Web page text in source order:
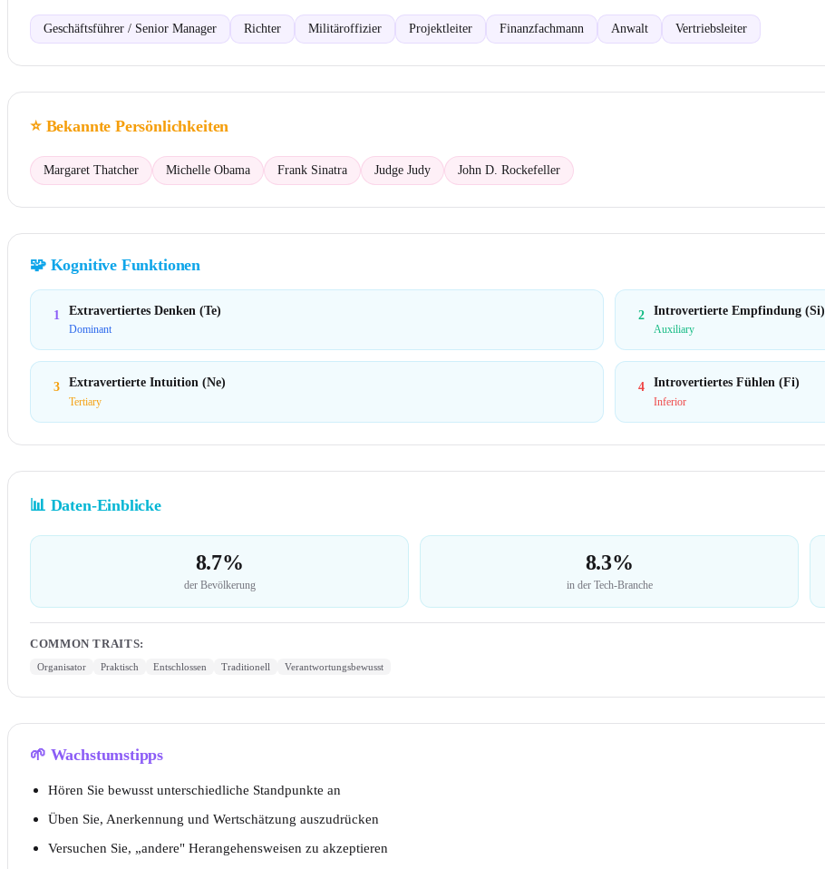
Geschäftsführer / Senior Manager Richter Militäroffizier Projektleiter Finanzfachmann Anwalt Vertriebsleiter
⭐ Bekannte Persönlichkeiten
Margaret Thatcher Michelle Obama Frank Sinatra Judge Judy John D. Rockefeller
🧩 Kognitive Funktionen
1 Extravertiertes Denken (Te)
Dominant
2 Introvertierte Empfindung (Si)
Auxiliary
3 Extravertierte Intuition (Ne)
Tertiary
4 Introvertiertes Fühlen (Fi)
Inferior
📊 Daten-Einblicke
8.7%
der Bevölkerung
8.3%
in der Tech-Branche
COMMON TRAITS:
Organisator Praktisch Entschlossen Traditionell Verantwortungsbewusst
🌱 Wachstumstipps
Hören Sie bewusst unterschiedliche Standpunkte an
Üben Sie, Anerkennung und Wertschätzung auszudrücken
Versuchen Sie, „andere" Herangehensweisen zu akzeptieren